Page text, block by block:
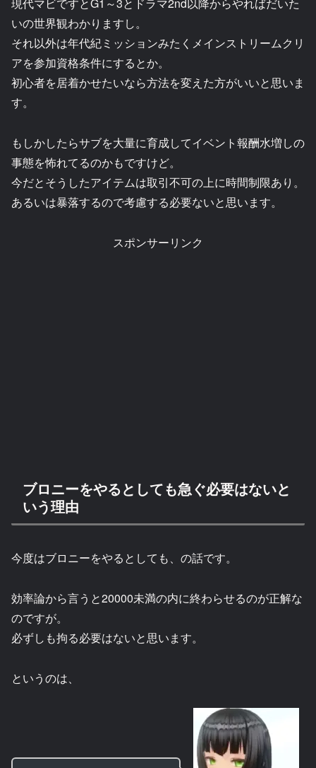
現代マビですとG1～3とドラマ2nd以降からやればだいた
いの世界観わかりますし。
それ以外は年代紀ミッションみたくメインストリームクリ
アを参加資格条件にするとか。
初心者を居着かせたいなら方法を変えた方がいいと思いま
す。
もしかしたらサブを大量に育成してイベント報酬水増しの
事態を怖れてるのかもですけど。
今だとそうしたアイテムは取引不可の上に時間制限あり。
あるいは暴落するので考慮する必要ないと思います。
スポンサーリンク
ブロニーをやるとしても急ぐ必要はないと
いう理由
今度はブロニーをやるとしても、の話です。
効率論から言うと20000未満の内に終わらせるのが正解な
のですが。
必ずしも拘る必要はないと思います。
というのは、